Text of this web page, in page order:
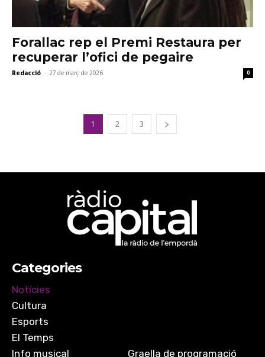
Forallac rep el Premi Restaura per
recuperar l’ofici de pegaire
Redacció - 27 de març de 2026 0
1 2 3
Categories
Notícies
Cultura
Esports
El Temps
Info musical
Graella de programació